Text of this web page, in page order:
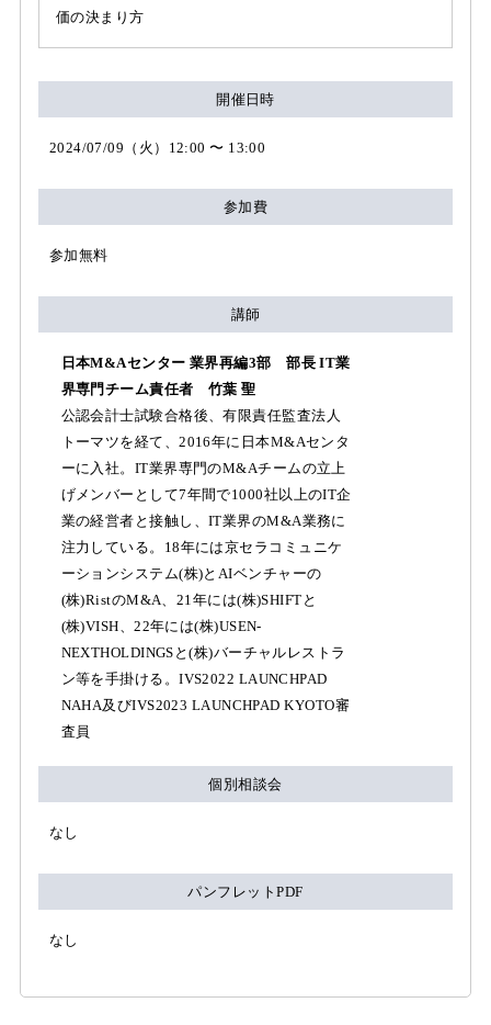
価の決まり方
開催日時
2024/07/09（火）12:00 〜 13:00
参加費
参加無料
講師
日本M&Aセンター 業界再編3部 部長 IT業
界専門チーム責任者 竹葉 聖
公認会計士試験合格後、有限責任監査法人
トーマツを経て、2016年に日本M&Aセンタ
ーに入社。IT業界専門のM&Aチームの立上
げメンバーとして7年間で1000社以上のIT企
業の経営者と接触し、IT業界のM&A業務に
注力している。18年には京セラコミュニケ
ーションシステム(株)とAIベンチャーの
(株)RistのM&A、21年には(株)SHIFTと
(株)VISH、22年には(株)USEN-
NEXTHOLDINGSと(株)バーチャルレストラ
ン等を手掛ける。IVS2022 LAUNCHPAD
NAHA及びIVS2023 LAUNCHPAD KYOTO審
査員
個別相談会
なし
パンフレットPDF
なし